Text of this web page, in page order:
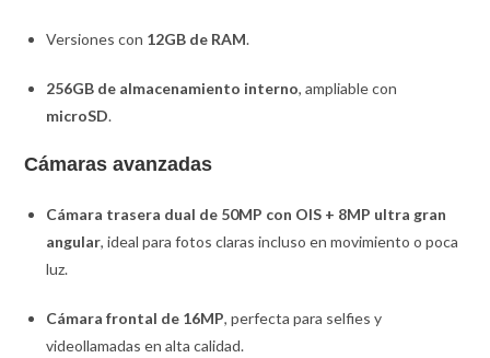
Versiones con 12GB de RAM.
256GB de almacenamiento interno, ampliable con
microSD.
Cámaras avanzadas
Cámara trasera dual de 50MP con OIS + 8MP ultra gran
angular, ideal para fotos claras incluso en movimiento o poca
luz.
Cámara frontal de 16MP, perfecta para selfies y
videollamadas en alta calidad.